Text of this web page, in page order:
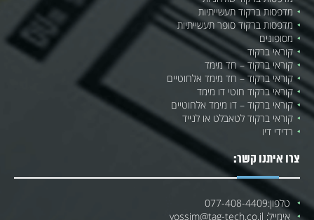
מדפסות ברקוד תעשייתיות
מדפסות ברקוד סופר תעשייתיות
מסופונים
קוראי ברקוד
קוראי ברקוד – חד מימד
קוראי ברקוד – חד מימד אלחוטיים
קוראי ברקוד חוטי דו מימד
קוראי ברקוד – דו מימד אלחוטיים
קוראי ברקוד לטאבלט או לנייד
רדידי דיו
צרו איתנו קשר:
טלפון:077-408-4409
אימייל: yossim@tag-tech.co.il